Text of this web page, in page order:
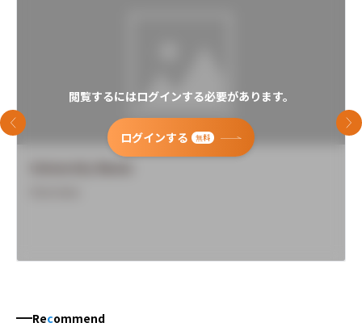
閲覧するにはログインする必要があります。
ログインする 無料
前のスライド 次
Recommend